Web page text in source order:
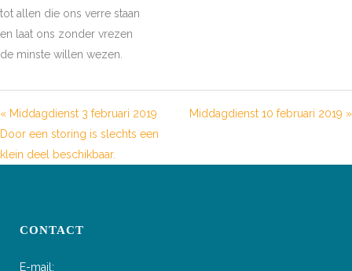
tot allen die ons verre staan
en laat ons zonder vrezen
de minste willen wezen.
« Middagdienst 3 februari 2019
Door een storing is slechts een
klein deel beschikbaar.
Middagdienst 10 februari 2019 »
CONTACT
E-mail: